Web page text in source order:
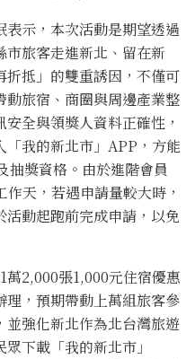
示，本次活動是期望透過
旅客走進新北、留在新
折抵」的雙重誘因，不僅可
動旅宿、商圈與周邊產業整
全與領獎人資料正確性，
我的新北市」APP，方能
抽獎資格。由於進階會員
天，若遇申請量較大時，
動起跑前完成申請，以免
萬2,000張1,000元住宿優惠
理，預期帶動上萬組旅客參
並強化新北作為北台灣旅遊
下載「我的新北市」